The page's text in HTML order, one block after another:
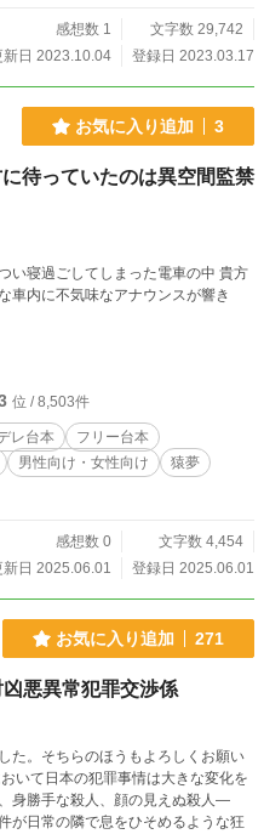
感想数 1
文字数 29,742
新日 2023.10.04
登録日 2023.03.17
お気に入り追加 3
待っていたのは異空間監禁
い寝過ごしてしまった電車の中 貴方
車内に不気味なアナウンスが響き
位 / 8,503件
レ台本
フリー台本
男性向け・女性向け
猿夢
感想数 0
文字数 4,454
新日 2025.06.01
登録日 2025.06.01
お気に入り追加 271
悪異常犯罪交渉係
た。そちらのほうもよろしくお願い
身勝手な殺人、顔の見えぬ殺人―
が日常の隣で息をひそめるような狂